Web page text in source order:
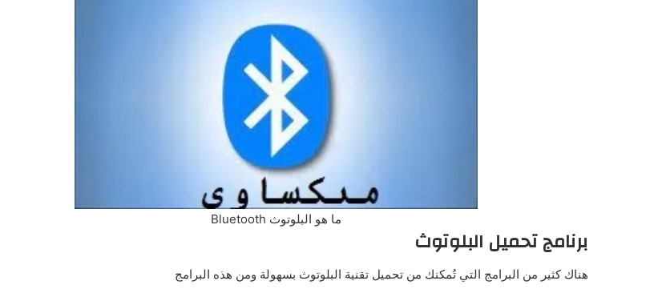
ما هو البلوتوث Bluetooth
برنامج تحميل البلوتوث
هناك كثير من البرامج التي تُمكنك من تحميل تقنية البلوتوث بسهولة ومن هذه البرامج